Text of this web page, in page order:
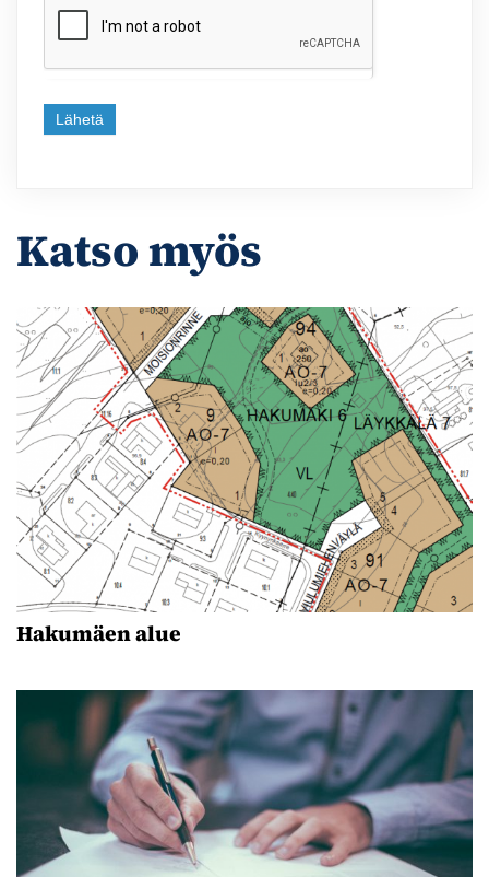
Lähetä
Katso myös
Hakumäen alue